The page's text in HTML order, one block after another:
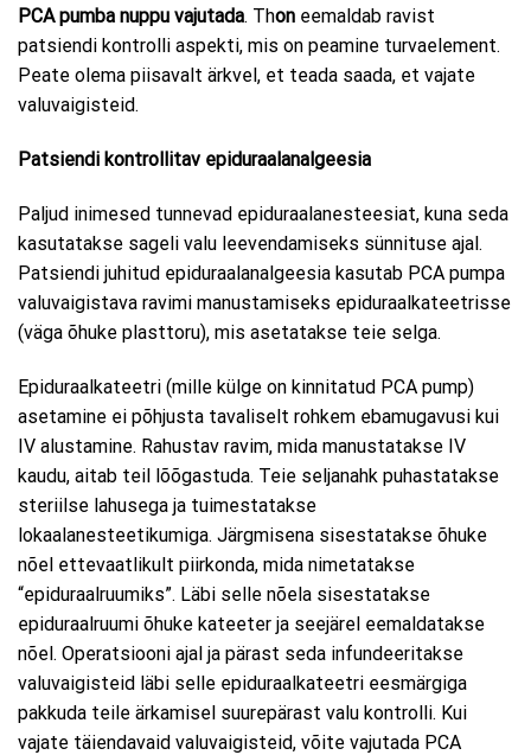
PCA pumba nuppu vajutada. Thon eemaldab ravist
patsiendi kontrolli aspekti, mis on peamine turvaelement.
Peate olema piisavalt ärkvel, et teada saada, et vajate
valuvaigisteid.
Patsiendi kontrollitav epiduraalanalgeesia
Paljud inimesed tunnevad epiduraalanesteesiat, kuna seda
kasutatakse sageli valu leevendamiseks sünnituse ajal.
Patsiendi juhitud epiduraalanalgeesia kasutab PCA pumpa
valuvaigistava ravimi manustamiseks epiduraalkateetrisse
(väga õhuke plasttoru), mis asetatakse teie selga.
Epiduraalkateetri (mille külge on kinnitatud PCA pump)
asetamine ei põhjusta tavaliselt rohkem ebamugavusi kui
IV alustamine. Rahustav ravim, mida manustatakse IV
kaudu, aitab teil lõõgastuda. Teie seljanahk puhastatakse
steriilse lahusega ja tuimestatakse
lokaalanesteetikumiga. Järgmisena sisestatakse õhuke
nõel ettevaatlikult piirkonda, mida nimetatakse
“epiduraalruumiks”. Läbi selle nõela sisestatakse
epiduraalruumi õhuke kateeter ja seejärel eemaldatakse
nõel. Operatsiooni ajal ja pärast seda infundeeritakse
valuvaigisteid läbi selle epiduraalkateetri eesmärgiga
pakkuda teile ärkamisel suurepärast valu kontrolli. Kui
vajate täiendavaid valuvaigisteid, võite vajutada PCA